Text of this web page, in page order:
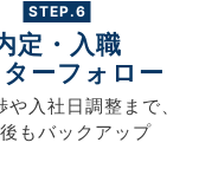
STEP.6
定・入職
ーフォロー
や入社日調整まで、
もバックアップ